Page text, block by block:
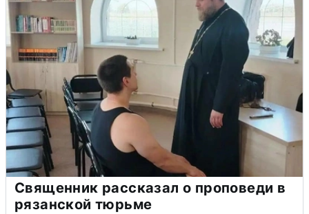
Священник рассказал о проповеди в
рязанской тюрьме